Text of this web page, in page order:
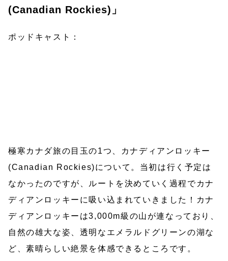
(Canadian Rockies)」
ポッドキャスト：
極寒カナダ旅の目玉の1つ、カナディアンロッキー
(Canadian Rockies)について。当初は行く予定は
なかったのですが、ルートを決めていく過程でカナ
ディアンロッキーに吸い込まれていきました！カナ
ディアンロッキーは3,000m級の山が連なっており、
自然の雄大な姿、透明なエメラルドグリーンの湖な
ど、素晴らしい絶景を体感できるところです。